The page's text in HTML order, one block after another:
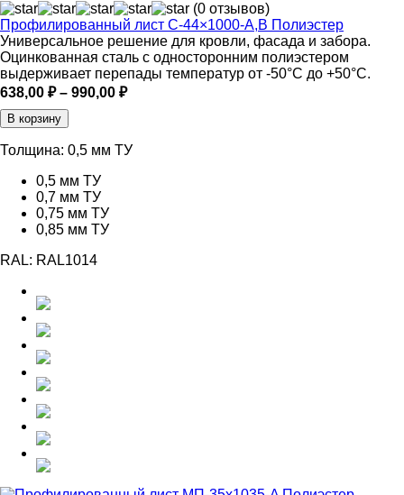
(0 отзывов)
Профилированный лист С-44×1000-A,В Полиэстер
Универсальное решение для кровли, фасада и забора.
Оцинкованная сталь с односторонним полиэстером
выдерживает перепады температур от -50°C до +50°C.
638,00 ₽ – 990,00 ₽Диапазон
–
В корзину
Толщина: 0,5 мм ТУ
0,5 мм ТУ
0,7 мм ТУ
0,75 мм ТУ
0,85 мм ТУ
RAL: RAL1014